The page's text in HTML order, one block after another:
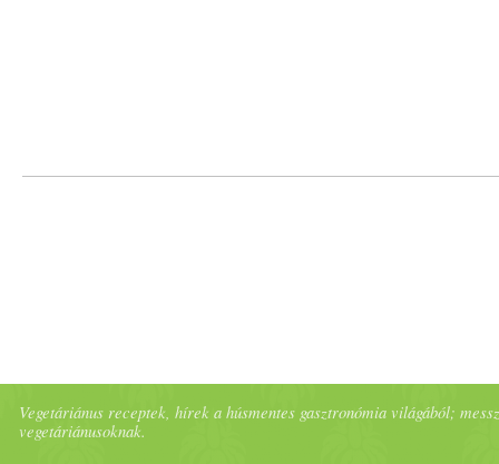
Prove.hu.
Vegetáriánus receptek, hírek a húsmentes gasztronómia világából;
vegetáriánusoknak.